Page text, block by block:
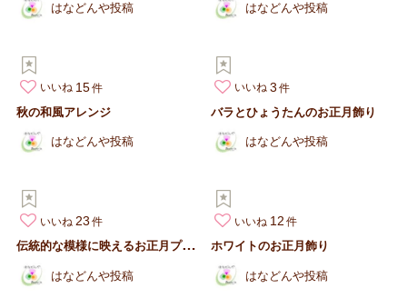
はなどんや投稿 はなどんや投稿
いいね 15
秋の和風アレンジ
はなどんや投稿
いいね 3
バラとひょうたんのお正月飾り
はなどんや投稿
いいね 23
伝
統的な模様に映えるお正月プレート飾り
はなどんや投稿
いいね 12
ホワイトのお正月飾り
はなどんや投稿